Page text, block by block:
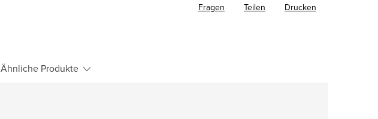
Drucken
Fragen Teilen
Ähnliche Produkte